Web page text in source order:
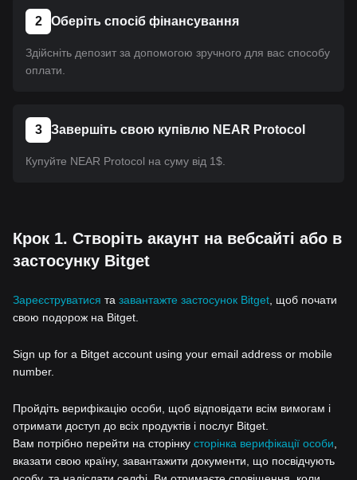
2 Оберіть спосіб фінансування
Здійсніть депозит за допомогою зручного для вас способу
оплати.
3 Завершіть свою купівлю NEAR Protocol
Купуйте NEAR Protocol на суму від 1$.
Крок 1. Створіть акаунт на вебсайті або в
застосунку Bitget
Зареєструватися та завантажте застосунок Bitget , щоб почати
свою подорож на Bitget.
Sign up for a Bitget account using your email address or mobile
number.
Пройдіть верифікацію особи, щоб відповідати всім вимогам і
отримати доступ до всіх продуктів і послуг Bitget.
Вам потрібно перейти на сторінку сторінка верифікації особи
вказати свою країну, завантажити документи, що посвідчують